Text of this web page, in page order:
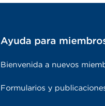
Ayuda para
Bienvenida a nuevos
Formularios y